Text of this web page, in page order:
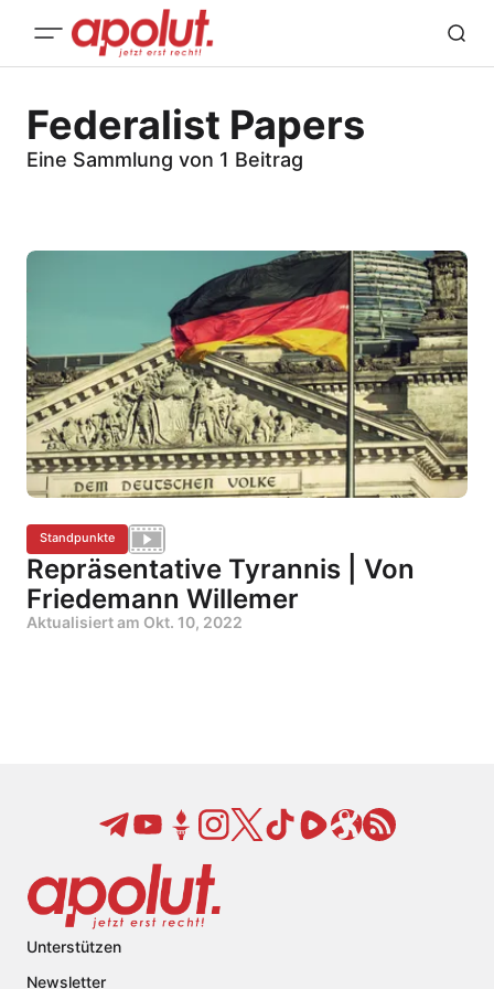
Federalist Papers
Eine Sammlung von 1 Beitrag
Standpunkte
Repräsentative Tyrannis | Von
Friedemann Willemer
Aktualisiert am Okt. 10, 2022
Unterstützen
Newsletter